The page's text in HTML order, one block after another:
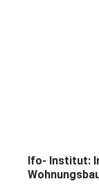
Ifo- Institut: